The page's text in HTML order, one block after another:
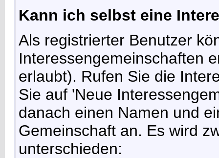
Kann ich selbst eine
Als registrierter Benutzer
Interessengemeinschaften
erlaubt). Rufen Sie die
Sie auf 'Neue
danach einen Namen und
Gemeinschaft an. Es wird
unterschieden: